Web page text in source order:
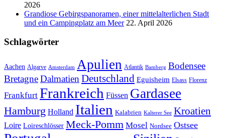
2026
Grandiose Gebirgspanoramen, einer mittelalterlichen Stadt
und ein Campingplatz am Meer 22. April 2026
Schlagwörter
Aachen Algarve Amsterdam Apulien Atlantik Bamberg Bodensee
BretagneDalmatien Deutschland Eguisheim Elsass Florenz
Frankfurt Frankreich Füssen Gardasee
Hamburg Holland Italien Kalabrien Kalterer See Kroatien
Loire Loireschlösser Meck-Pomm Mosel Nordsee Ostsee